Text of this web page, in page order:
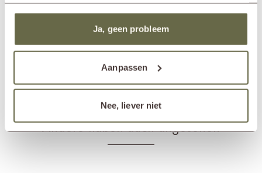
Ja, geen probleem
Aanpassen
Nee, liever niet
Pflegehinweise
1 bis 2 Mal im Jahr behandeln
Teakholzschutzmittel
Teakholzschutzschild
Textilschutzmittel
Passender Bezug
ETGF7129
Andere haben auch angesehen